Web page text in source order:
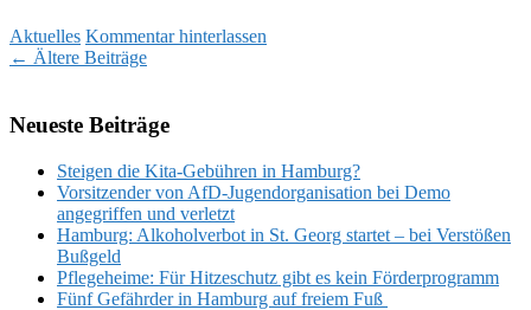
Aktuelles Kommentar hinterlassen
Beitragsnavigation
← Ältere Beiträge
Neueste Beiträge
Steigen die Kita-Gebühren in Hamburg?
Vorsitzender von AfD-Jugendorganisation bei Demo
angegriffen und verletzt
Hamburg: Alkoholverbot in St. Georg startet – bei Verstößen
Bußgeld
Pflegeheime: Für Hitzeschutz gibt es kein Förderprogramm
Fünf Gefährder in Hamburg auf freiem Fuß